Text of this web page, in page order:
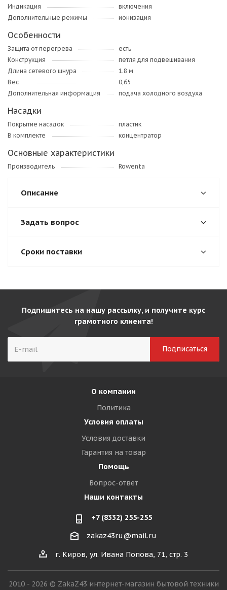
Индикация
включения
Дополнительные режимы
ионизация
Особенности
Защита от перегрева
есть
Конструкция
петля для подвешивания
Длина сетевого шнура
1.8 м
Вес
0,65
Дополнительная информация
подача холодного воздуха
Насадки
Покрытие насадок
пластик
В комплекте
концентратор
Основные характеристики
Производитель Rowenta
Описание
Задать вопрос
Сроки поставки
Подпишитесь на нашу рассылку, и получите курс
грамотного клиента!
О компании
Политика
Условия оплаты
Условия доставки
Гарантия на товар
Помощь
Вопрос-ответ
Наши контакты
+7 (8332) 255-255
zakaz43ru@mail.ru
г. Киров, ул. Ивана Попова, 71, стр. 3
2010 - 2026 © ZakaZ43 интернет-магазин бытовой техники